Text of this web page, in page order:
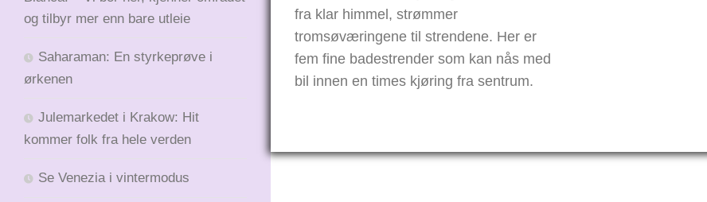
fra klar himmel, strømmer
tromsøværingene til strendene. Her er
fem fine badestrender som kan nås med
bil innen en times kjøring fra sentrum.
og tilbyr mer enn bare utleie
Saharaman: En styrkeprøve i
ørkenen
Julemarkedet i Krakow: Hit
kommer folk fra hele verden
Se Venezia i vintermodus